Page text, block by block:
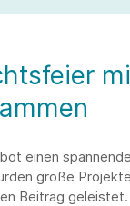
einen
große
Beitrag